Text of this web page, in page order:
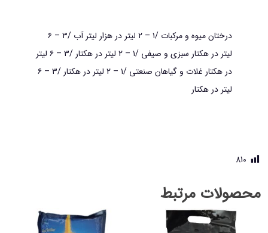
درختان میوه و مرکبات /۱ – ۲ لیتر در هزار لیتر آب /۳ – ۶
لیتر در هکتار سبزی و صیفی /۱ – ۲ لیتر در هکتار /۳ – ۶ لیتر
در هکتار غلات و گیاهان صنعتی /۱ – ۲ لیتر در هکتار /۳ – ۶
لیتر در هکتار
810
محصولات مرتبط